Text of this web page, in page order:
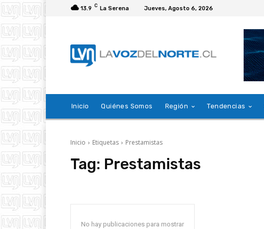
13.9 C La Serena Jueves, Agosto 6, 2026
Inicio Quiénes Somos Región Tendencias
Inicio Etiquetas Prestamistas
Tag: Prestamistas
No hay publicaciones para mostrar